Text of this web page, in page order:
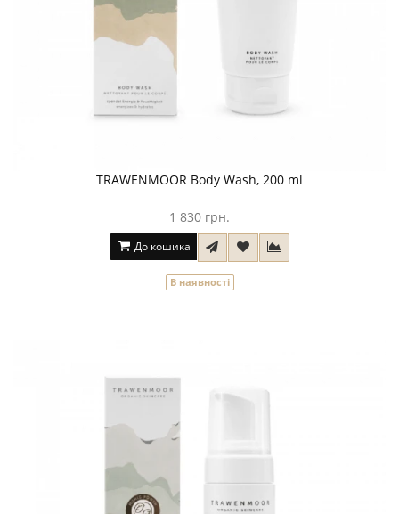
TRAWENMOOR Body Wash, 200 ml
1 830 грн.
До кошика
В наявності